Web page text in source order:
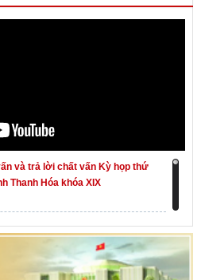
và trả lời chất vấn Kỳ họp thứ
Thanh Hóa khóa XIX
thứ Nhất, Quốc hội khóa XVI